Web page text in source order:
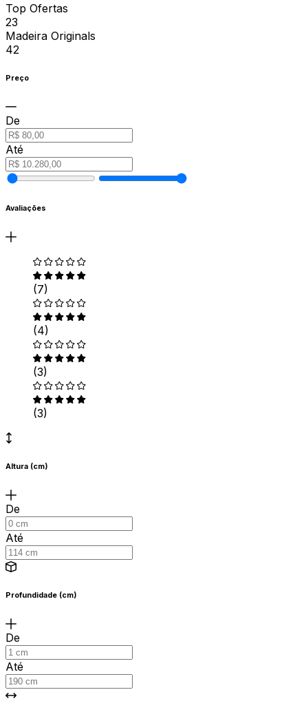
Top Ofertas
23
Madeira Originals
42
Preço
De
Até
Avaliações
(7)
(4)
(3)
(3)
Altura (cm)
De
Até
Profundidade (cm)
De
Até